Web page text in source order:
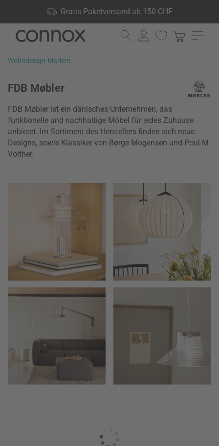
Gratis Paketversand ab 150 CHF
Produkte lagernd, 60 Tage Rückgaberecht
Direkt
Seiteninhalt
Direkt
Suchfeld
Wohndesign-Marken
FDB Møbler
FDB Møbler ist ein dänisches Unternehmen, das
funktionelle und nachhaltige Möbel für jedes Zuhause
anbietet. Im Sortiment des Herstellers finden sich neue
Designs, sowie Klassiker von Børge Mogensen und Poul M.
Volther.